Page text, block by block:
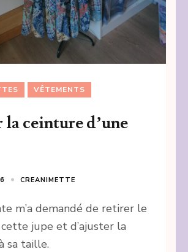
VÊTEMENTS
la ceinture d’une
CREANIMETTE
m’a demandé de retirer le
jupe et d’ajuster la
sa taille.